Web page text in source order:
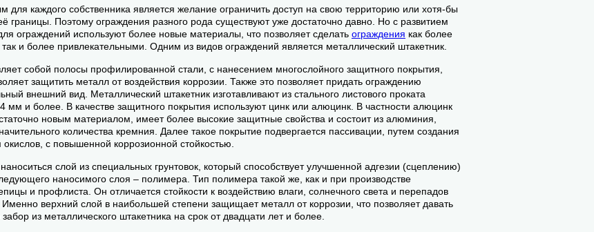
для каждого собственника является желание ограничить доступ на свою территорию или хотя-бы
границы. Поэтому ограждения разного рода существуют уже достаточно давно. Но с развитием
ограждений используют более новые материалы, что позволяет сделать ограждения как более
и более привлекательными. Одним из видов ограждений является металлический штакетник.
собой полосы профилированной стали, с нанесением многослойного защитного покрытия,
защитить металл от воздействия коррозии. Также это позволяет придать ограждению
внешний вид. Металлический штакетник изготавливают из стального листового проката
мм и более. В качестве защитного покрытия используют цинк или алюцинк. В частности алюцинк
новым материалом, имеет более высокие защитные свойства и состоит из алюминия,
количества кремния. Далее такое покрытие подвергается пассивации, путем создания
окислов, с повышенной коррозионной стойкостью.
слой из специальных грунтовок, который способствует улучшенной адгезии (сцеплению)
наносимого слоя – полимера. Тип полимера такой же, как и при производстве
и профлиста. Он отличается стойкости к воздействию влаги, солнечного света и перепадов
верхний слой в наибольшей степени защищает металл от коррозии, что позволяет давать
из металлического штакетника на срок от двадцати лет и более.